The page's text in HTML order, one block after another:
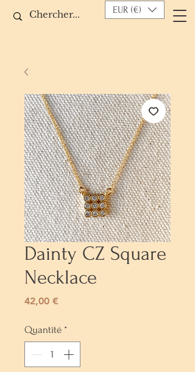
EUR (€)
Dainty CZ Square
Necklace
42,00 €
Quantité *